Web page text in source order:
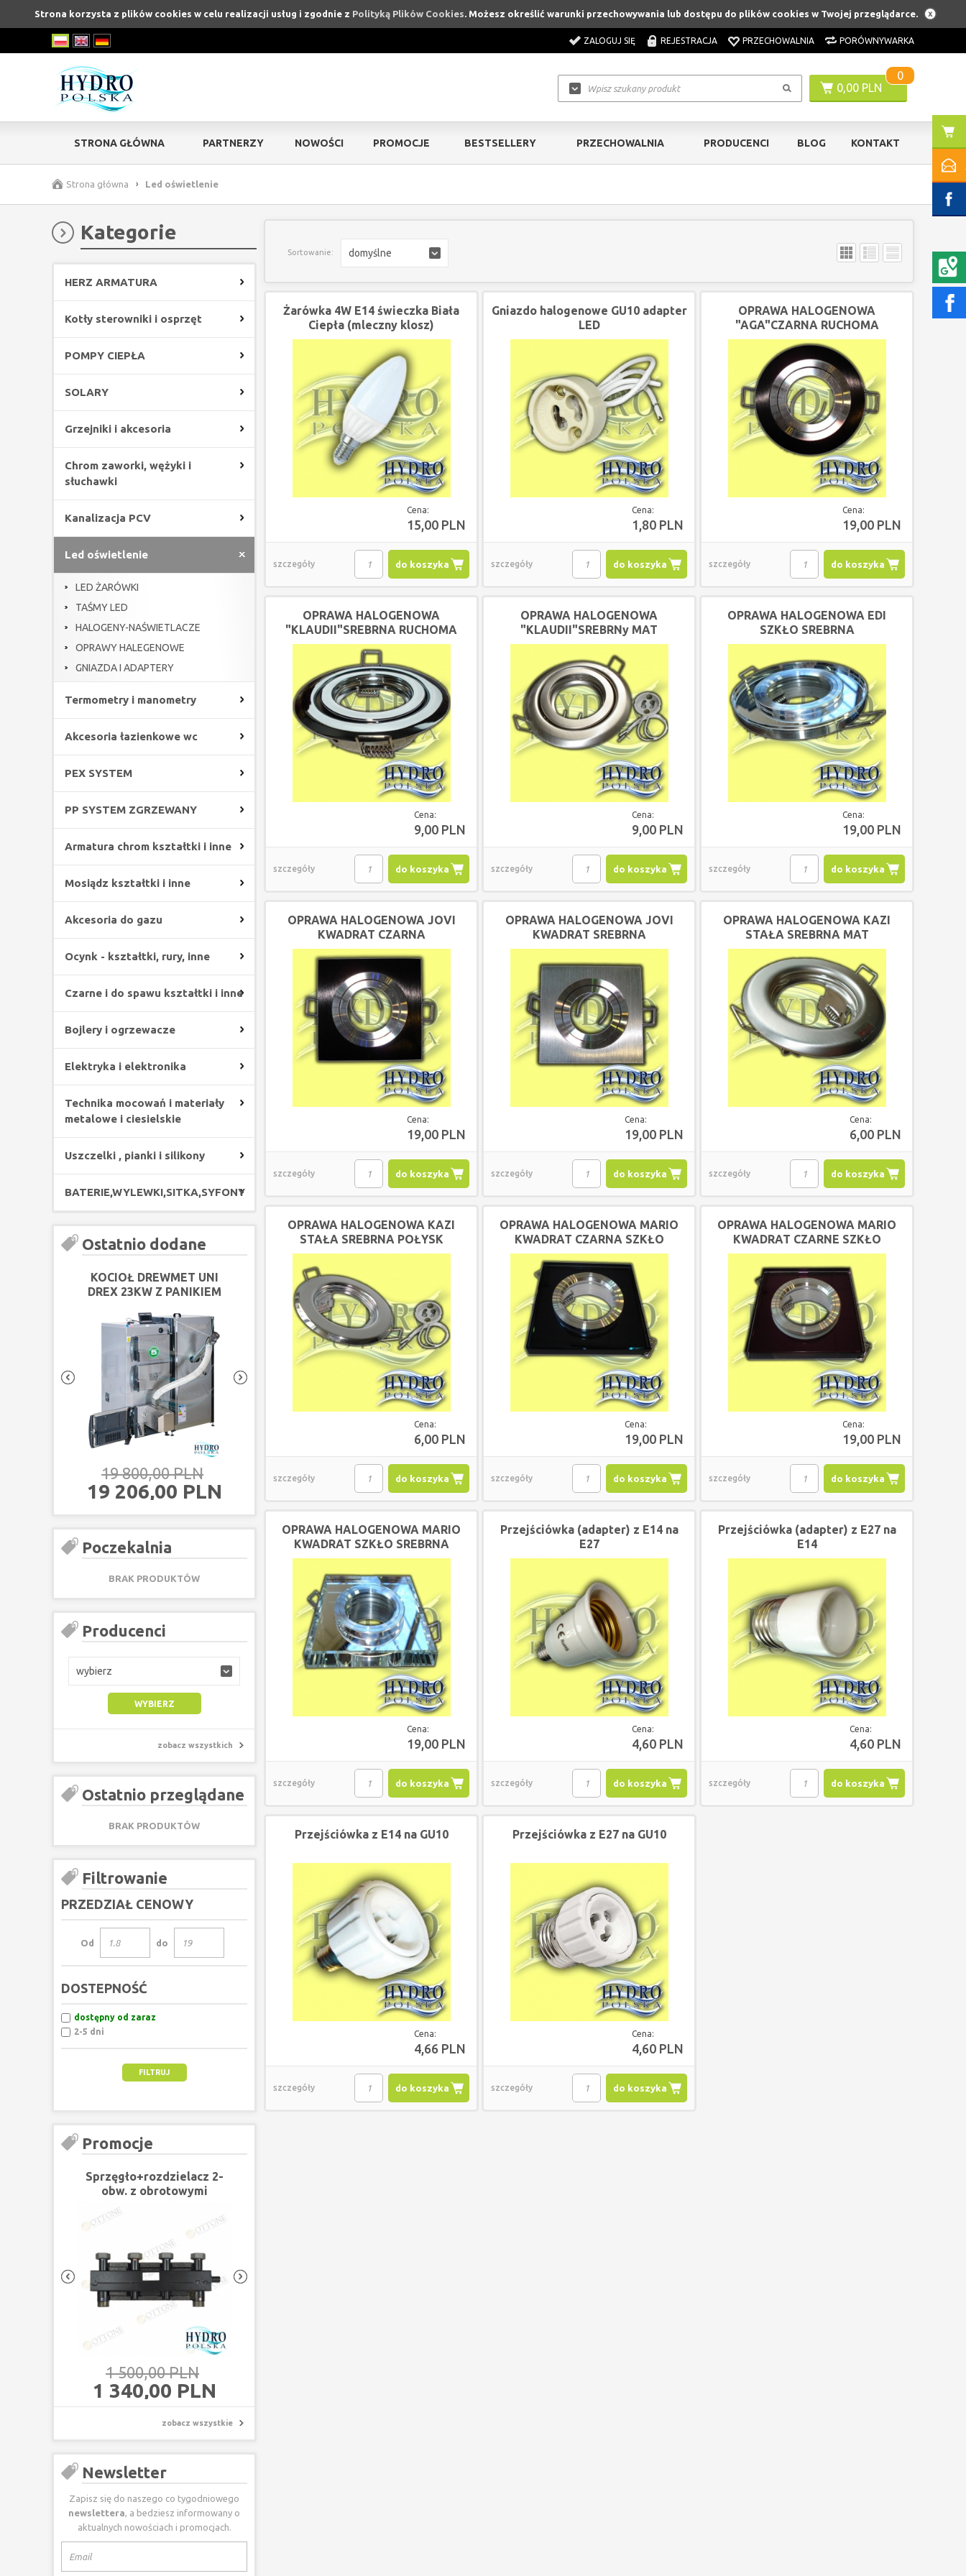
Strona korzysta z plików cookies w celu realizacji usług i zgodnie z Polityką Plików Cookies. Możesz określić warunki przechowywania lub dostępu do plików cookies w Twojej przeglądarce.
ZALOGUJ SIĘ REJESTRACJA PRZECHOWALNIA PORÓWNYWARKA
0,00 PLN
0
STRONA GŁÓWNA PARTNERZY NOWOŚCI PROMOCJE BESTSELLERY PRZECHOWALNIA PRODUCENCI BLOG KONTAKT
Strona główna › Led oświetlenie
Kategorie
HERZ ARMATURA
Kotły sterowniki i osprzęt
POMPY CIEPŁA
SOLARY
Grzejniki i akcesoria
Chrom zaworki, wężyki i
słuchawki
Kanalizacja PCV
Led oświetlenie
LED ŻARÓWKI
TAŚMY LED
HALOGENY-NAŚWIETLACZE
OPRAWY HALEGENOWE
GNIAZDA I ADAPTERY
Termometry i manometry
Akcesoria łazienkowe wc
PEX SYSTEM
PP SYSTEM ZGRZEWANY
Armatura chrom kształtki i inne
Mosiądz kształtki i inne
Akcesoria do gazu
Ocynk - kształtki, rury, inne
Czarne i do spawu kształtki i inne
Bojlery i ogrzewacze
Elektryka i elektronika
Technika mocowań i materiały
metalowe i ciesielskie
Uszczelki , pianki i silikony
BATERIE,WYLEWKI,SITKA,SYFONY
Ostatnio dodane
KOCIOŁ DREWMET UNI
DREX 23KW Z PANIKIEM
19 800,00 PLN
19 206,00 PLN
KOCIOŁ DREWMET UNI
DREX 18KW Z PANIKIEM
PELLOTOWYM
18 600,00 PLN
18 042,00 PLN
KOCIOŁ DREWMET UNI
DREX 13KW Z PANIKIEM
PELLOTOWYM
17 600,00 PLN
17 072,00 PLN
KOCIOŁ DREWMET UNI
DREX 9KW Z PANIKIEM
PELLOTOWYM
16 600,00 PLN
16 102,00 PLN
KOCIOŁ MPM DS DUO 12-
24KW NIE WYMAGA BUFORA
9 600,00 PLN
17KW NIE
8
Poczekalnia
BRAK PRODUKTÓW
Producenci
wybierz
zobacz wszystkich
Ostatnio przeglądane
BRAK PRODUKTÓW
Filtrowanie
PRZEDZIAŁ CENOWY
Od do
DOSTEPNOŚĆ
dostępny od zaraz
2-5 dni
Promocje
Sprzęgło+rozdzielacz 2-
obw. z obrotowymi
przyłączami pod dwie grupy
1 500,00 PLN
1 340,00 PLN
zobacz wszystkie
Newsletter
Zapisz się do naszego co tygodniowego
newslettera, a bedziesz informowany o
aktualnych nowościach i promocjach.
Sortowanie: domyślne
Cena:
15,00 PLN
Żarówka 4W E14 świeczka Biała
Ciepła (mleczny klosz)
do koszyka
szczegóły
Cena:
1,80 PLN
Gniazdo halogenowe GU10 adapter
LED
do koszyka
szczegóły
Cena:
19,00 PLN
OPRAWA HALOGENOWA
"AGA"CZARNA RUCHOMA
do koszyka
szczegóły
Cena:
9,00 PLN
OPRAWA HALOGENOWA
"KLAUDII"SREBRNA RUCHOMA
do koszyka
szczegóły
Cena:
9,00 PLN
OPRAWA HALOGENOWA
"KLAUDII"SREBRNy MAT
RUCHOMA
do koszyka
szczegóły
Cena:
19,00 PLN
OPRAWA HALOGENOWA EDI
SZKŁO SREBRNA
do koszyka
szczegóły
Cena:
19,00 PLN
OPRAWA HALOGENOWA JOVI
KWADRAT CZARNA
do koszyka
szczegóły
Cena:
19,00 PLN
OPRAWA HALOGENOWA JOVI
KWADRAT SREBRNA
do koszyka
szczegóły
Cena:
6,00 PLN
OPRAWA HALOGENOWA KAZI
STAŁA SREBRNA MAT
do koszyka
szczegóły
Cena:
6,00 PLN
OPRAWA HALOGENOWA KAZI
STAŁA SREBRNA POŁYSK
do koszyka
szczegóły
Cena:
19,00 PLN
OPRAWA HALOGENOWA MARIO
KWADRAT CZARNA SZKŁO
do koszyka
szczegóły
Cena:
19,00 PLN
OPRAWA HALOGENOWA MARIO
KWADRAT CZARNE SZKŁO
do koszyka
szczegóły
Cena:
19,00 PLN
OPRAWA HALOGENOWA MARIO
KWADRAT SZKŁO SREBRNA
do koszyka
szczegóły
Cena:
4,60 PLN
Przejściówka (adapter) z E14 na
E27
do koszyka
szczegóły
Cena:
4,60 PLN
Przejściówka (adapter) z E27 na
E14
do koszyka
szczegóły
Cena:
4,66 PLN
Przejściówka z E14 na GU10
do koszyka
szczegóły
Cena:
4,60 PLN
Przejściówka z E27 na GU10
do koszyka
szczegóły